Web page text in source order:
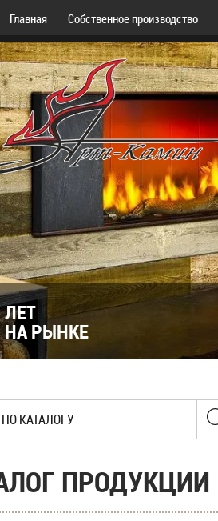
Главная Собственное производство
ЛЕТ
НА РЫНКЕ
ПРОДУКЦИИ